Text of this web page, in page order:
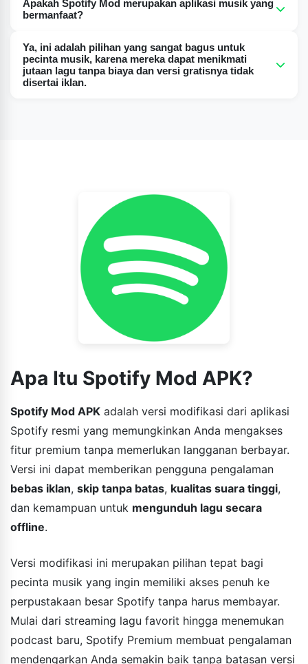
Apakah Spotify Mod merupakan aplikasi musik yang
bermanfaat?
musik, karena mereka dapat menikmati jutaan lagu tanpa
biaya dan versi gratisnya tidak disertai iklan.
Ya, ini adalah pilihan yang sangat bagus untuk
pecinta musik, karena mereka dapat menikmati
jutaan lagu tanpa biaya dan versi gratisnya tidak
disertai iklan.
Apa Itu Spotify Mod APK?
Spotify Mod APK adalah versi modifikasi dari aplikasi
Spotify resmi yang memungkinkan Anda mengakses
fitur premium tanpa memerlukan langganan berbayar.
Versi ini dapat memberikan pengguna pengalaman
bebas iklan, skip tanpa batas, kualitas suara tinggi,
dan kemampuan untuk mengunduh lagu secara
offline.
Versi modifikasi ini merupakan pilihan tepat bagi
pecinta musik yang ingin memiliki akses penuh ke
perpustakaan besar Spotify tanpa harus membayar.
Mulai dari streaming lagu favorit hingga menemukan
podcast baru, Spotify Premium membuat pengalaman
mendengarkan Anda semakin baik tanpa batasan versi